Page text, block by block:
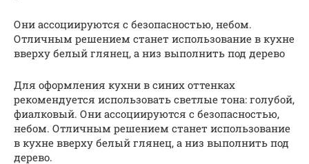
Они ассоциируются с безопасностью, небом.
Отличным решением станет использование в кухне
вверху белый глянец, а низ выполнить под дерево
Для оформления кухни в синих оттенках
рекомендуется использовать светлые тона: голубой,
фиалковый. Они ассоциируются с безопасностью,
небом. Отличным решением станет использование
в кухне вверху белый глянец, а низ выполнить под
дерево.